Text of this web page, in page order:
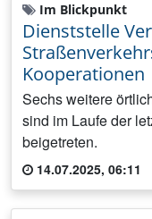
Im Blickpunkt
Dienststelle
Kooperationen
Sechs weitere
sind im Laufe der
beigetreten.
14.07.2025, 06:11